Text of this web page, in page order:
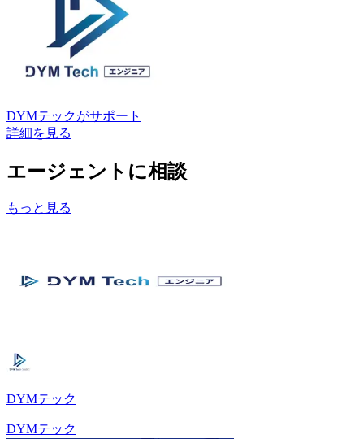
DYMテックがサポート
詳細を見る
エージェントに相談
もっと見る
DYMテック
DYMテック